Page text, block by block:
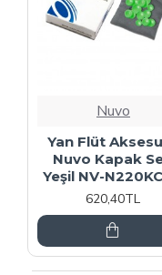
Nuvo
Yan Flüt
Nuvo Kapak
Yeşil NV-
620,40TL